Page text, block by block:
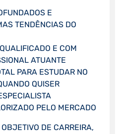
E
TENDÊNCIAS DO
E COM
ATUANTE
PARA ESTUDAR NO
QUISER
PELO MERCADO
DE CARREIRA,